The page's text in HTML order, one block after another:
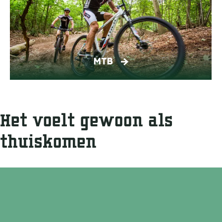
v
i
t
e
i
t
MTB
B
Het voelt gewoon als
thuiskomen